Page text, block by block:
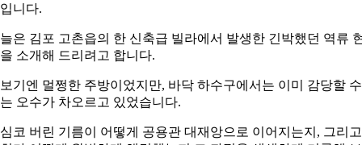
니다.
은 김포 고촌읍의 한 신축급 빌라에서 발생한 긴박했던 역류
소개해 드리려고 합니다.
기엔 멀쩡한 주방이었지만, 바닥 하수구에서는 이미 감당할 수
오수가 차오르고 있었습니다.
코 버린 기름이 어떻게 공용관 대재앙으로 이어지는지, 그리고